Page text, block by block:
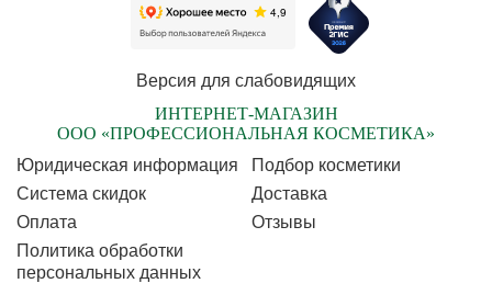
Версия для слабовидящих
ИНТЕРНЕТ-МАГАЗИН
ООО «ПРОФЕССИОНАЛЬНАЯ КОСМЕТИКА»
Юридическая информация
Подбор косметики
Cистема скидок
Доставка
Оплата
Отзывы
Политика обработки
персональных данных